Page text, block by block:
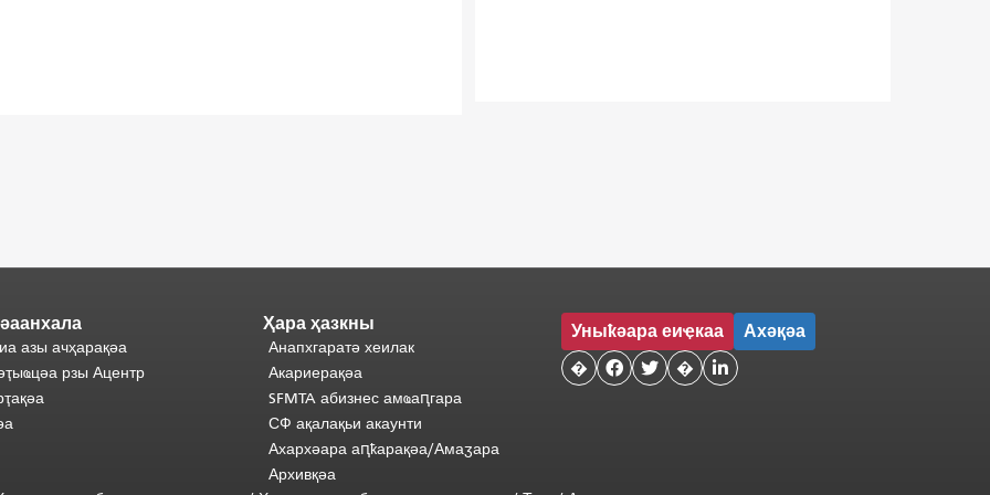
азы ачҳарақәа
рзы Ацентр
Ҳара ҳазкны
Анапхгаратә хеилак
Акариерақәа
SFMTA абизнес амҩаԥгара
СФ ақалақьи акаунти
Ахархәара аԥҟарақәа/Амаӡара
Архивқәа
Уныҟәара еиҿкаа Ахәқәа
�   � 